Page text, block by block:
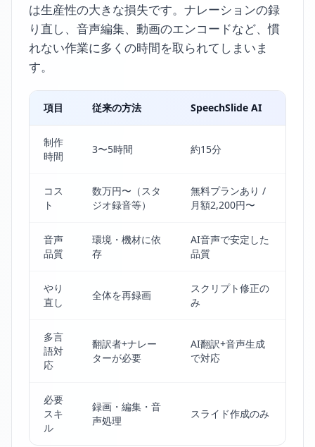
は生産性の大きな損失です。ナレーションの録
り直し、音声編集、動画のエンコードなど、慣
れない作業に多くの時間を取られてしまいま
す。
項目 従来の方法 SpeechSlide AI
制作
時間
3〜5時間 約15分
コス
ト
数万円〜（スタ
ジオ録音等）
無料プランあり /
月額2,200円〜
音声
品質
環境・機材に依
存
AI音声で安定した
品質
やり
直し
全体を再録画
スクリプト修正の
み
多言
語対
応
翻訳者+ナレー
ターが必要
AI翻訳+音声生成
で対応
必要
スキ
ル
録画・編集・音
声処理
スライド作成のみ